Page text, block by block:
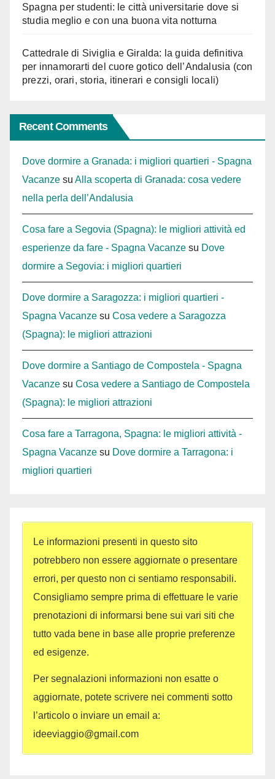
Spagna per studenti: le città universitarie dove si
studia meglio e con una buona vita notturna
Cattedrale di Siviglia e Giralda: la guida definitiva
per innamorarti del cuore gotico dell’Andalusia (con
prezzi, orari, storia, itinerari e consigli locali)
Recent Comments
Dove dormire a Granada: i migliori quartieri - Spagna
Vacanze su Alla scoperta di Granada: cosa vedere
nella perla dell’Andalusia
Cosa fare a Segovia (Spagna): le migliori attività ed
esperienze da fare - Spagna Vacanze su Dove
dormire a Segovia: i migliori quartieri
Dove dormire a Saragozza: i migliori quartieri -
Spagna Vacanze su Cosa vedere a Saragozza
(Spagna): le migliori attrazioni
Dove dormire a Santiago de Compostela - Spagna
Vacanze su Cosa vedere a Santiago de Compostela
(Spagna): le migliori attrazioni
Cosa fare a Tarragona, Spagna: le migliori attività -
Spagna Vacanze su Dove dormire a Tarragona: i
migliori quartieri
Le informazioni presenti in questo sito
potrebbero non essere aggiornate o presentare
errori, per questo non ci sentiamo responsabili.
Consigliamo sempre prima di effettuare le varie
prenotazioni di informarsi bene sui vari siti che
tutto vada bene in base alle proprie preferenze
ed esigenze.
Per segnalazioni informazioni non esatte o
aggiornate, potete scrivere nei commenti sotto
l’articolo o inviare un email a:
ideeviaggio@gmail.com